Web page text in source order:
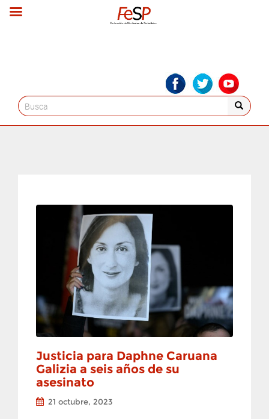
Search
for:
Justicia para Daphne Caruana
Galizia a seis años de su
asesinato
21 octubre, 2023